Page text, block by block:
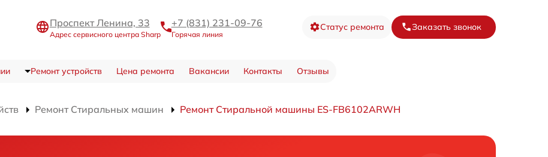
Проспект Ленина, 33
Адрес сервисного центра Sharp
+7 (831) 231-09-76
Горячая линия
Статус ремонта Заказать звонок
Ремонт устройств Цена ремонта Вакансии Контакты Отзывы
Ремонт Стиральных машин Ремонт Стиральной машины ES-FB6102ARWH